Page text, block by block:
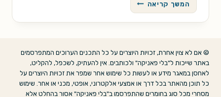
המשך קריאה
הרחוק
© אם לא צוין אחרת, זכויות היוצרים על כל התכנים הערוכים המתפרסמים
באתר שייכות ל"בלי פאניקה" ולכותבים. אין להעתיק, לשכפל, להקליט,
לאחסן במאגר מידע או לעשות כל שימוש אחר שמפר את זכויות היוצרים על
כל תוכן מהאתר בכל דרך או אמצעי אלקטרוני, אופטי, מכני או אחר. שימוש
מסחרי מכל סוג בחומרים שהתפרסמו ב"בלי פאניקה" אסור בהחלט אלא